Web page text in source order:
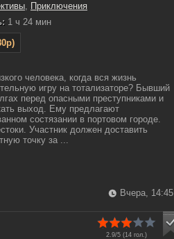
, Приключения
1 ч 24 мин
человека, когда вся жизнь
игру на тотализаторе? Бывший
перед опасными преступниками и
выход. Ему предлагают
состязании в портовом городе.
Участник должен доставить
точку за ...
Вчера, 14:45
2.9/5 (14 гол.)